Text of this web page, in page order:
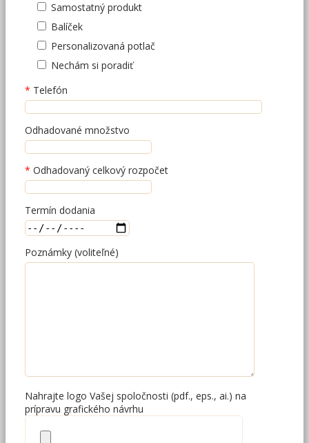
Samostatný produkt
Balíček
Personalizovaná potlač
Nechám si poradiť
Telefón
Odhadované množstvo
Odhadovaný celkový rozpočet
Termín dodania
Poznámky (voliteľné)
Nahrajte logo Vašej spoločnosti (pdf., eps., ai.) na
prípravu grafického návrhu